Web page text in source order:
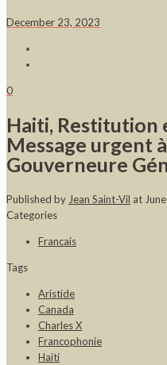
December 23, 2023
0
Haiti, Restitution
Message urgent
Gouverneure
Published by Jean Saint-Vil at
Categories
Francais
Tags
Aristide
Canada
Charles X
Francophonie
Haiti